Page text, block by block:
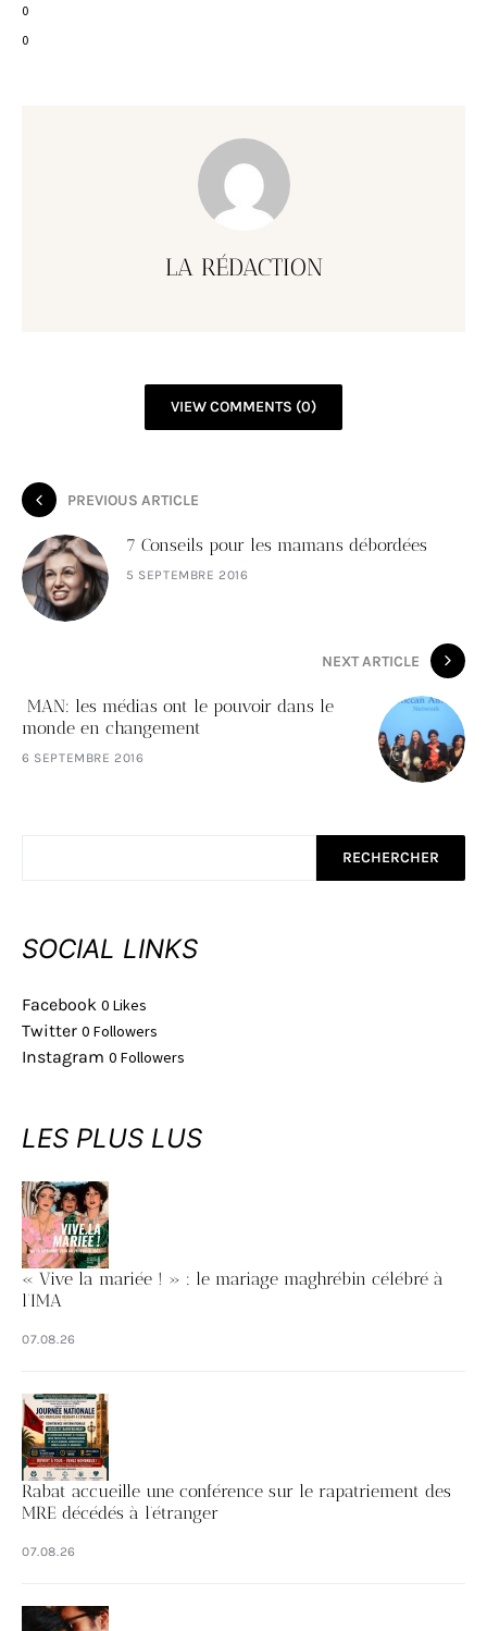
0
0
LA RÉDACTION
VIEW COMMENTS (0)
PREVIOUS ARTICLE
7 Conseils pour les mamans débordées
5 SEPTEMBRE 2016
NEXT ARTICLE
MAN: les médias ont le pouvoir dans le
monde en changement
6 SEPTEMBRE 2016
RECHERCHER
SOCIAL LINKS
Facebook 0 Likes
Twitter 0 Followers
Instagram 0 Followers
LES PLUS LUS
« Vive la mariée ! » : le mariage maghrébin célébré à
l’IMA
07.08.26
Rabat accueille une conférence sur le rapatriement des
MRE décédés à l’étranger
07.08.26